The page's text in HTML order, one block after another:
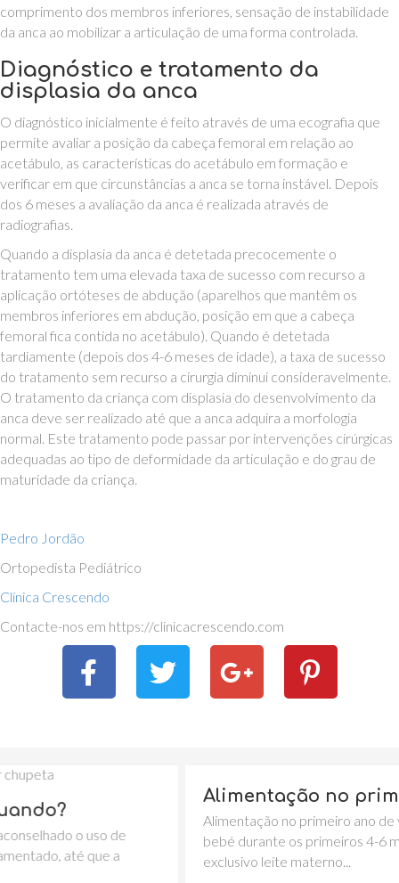
comprimento dos membros inferiores, sensação de instabilidade
da anca ao mobilizar a articulação de uma forma controlada.
Diagnóstico e tratamento da
displasia da anca
O diagnóstico inicialmente é feito através de uma ecografia que
permite avaliar a posição da cabeça femoral em relação ao
acetábulo, as características do acetábulo em formação e
verificar em que circunstâncias a anca se torna instável. Depois
dos 6 meses a avaliação da anca é realizada através de
radiografias.
Quando a displasia da anca é detetada precocemente o
tratamento tem uma elevada taxa de sucesso com recurso a
aplicação ortóteses de abdução (aparelhos que mantêm os
membros inferiores em abdução, posição em que a cabeça
femoral fica contida no acetábulo). Quando é detetada
tardiamente (depois dos 4-6 meses de idade), a taxa de sucesso
do tratamento sem recurso a cirurgia diminui consideravelmente.
O tratamento da criança com displasia do desenvolvimento da
anca deve ser realizado até que a anca adquira a morfologia
normal. Este tratamento pode passar por intervenções cirúrgicas
adequadas ao tipo de deformidade da articulação e do grau de
maturidade da criança.
Pedro Jordão
Ortopedista Pediátrico
Clínica Crescendo
Contacte-nos em https://clinicacrescendo.com
a
Alimentação no primeiro ano
Alimentação no primeiro ano de vida A
bebé durante os primeiros 4-6 meses, deve ser
exclusivo leite materno...